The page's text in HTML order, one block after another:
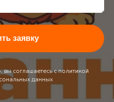
заявку
вы соглашаетесь с политикой
данных